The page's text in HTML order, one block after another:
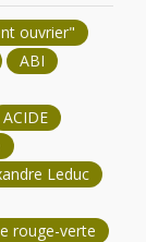
ouvrier"
ABI
ACIDE
Leduc
rouge-verte